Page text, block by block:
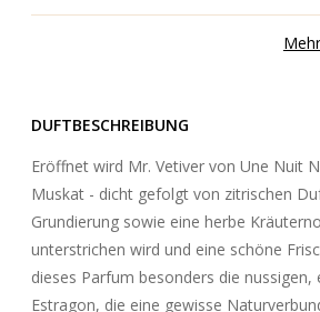
DUFTBESCHREIBUNG
Eröffnet wird Mr. Vetiver von Une Nuit
Muskat - dicht gefolgt von zitrischen
Grundierung sowie eine herbe
unterstrichen wird und eine schöne
dieses Parfum besonders die
Estragon, die eine gewisse